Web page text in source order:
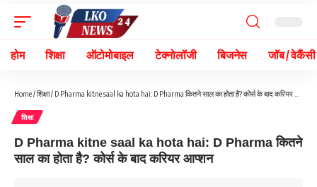
होम शिक्षा ऑटोमोबाइल टेक्नोलॉजी बिजनेस जॉब / वेकैंसी
Home/शिक्षा/ D Pharma kitne saal ka hota hai: D Pharma कितने साल का होता है? कोर्स के बाद करियर आप्शन
शिक्षा
D Pharma kitne saal ka hota hai: D Pharma कितने
साल का होता है? कोर्स के बाद करियर आप्शन